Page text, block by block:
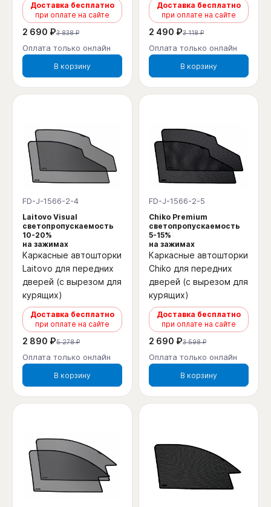
Доставка бесплатно
при оплате на сайте
2 690 ₽3 838 ₽
Оплата только онлайн
В корзину
Доставка бесплатно
при оплате на сайте
2 490 ₽3 118 ₽
Оплата только онлайн
В корзину
FD-J-1566-2-4
Laitovo Visual
светопропускаемость
10-20%
на зажимах
Каркасные автошторки
Laitovo для передних
дверей (с вырезом для
курящих)
Доставка бесплатно
при оплате на сайте
2 890 ₽5 278 ₽
Оплата только онлайн
В корзину
FD-J-1566-2-5
Chiko Premium
светопропускаемость
5-15%
на зажимах
Каркасные автошторки
Chiko для передних
дверей (с вырезом для
курящих)
Доставка бесплатно
при оплате на сайте
2 690 ₽3 598 ₽
Оплата только онлайн
В корзину